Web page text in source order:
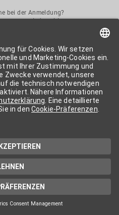
bei der Anmeldung?
uns gerne jederzeit!
der einzelnen Anwendungen
sein. Kosten fallen nur nach einer
an.
dieAllgemeinen
Presse Agentur.
werden ausschließlich für die
Vertragsverhältnisses genutzt.
Verwendung ist nur mit
jederzeit gerne zur Verfügung.